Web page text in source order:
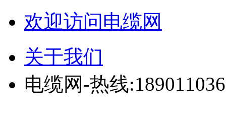
欢迎访问电缆网
关于我们
电缆网-热线